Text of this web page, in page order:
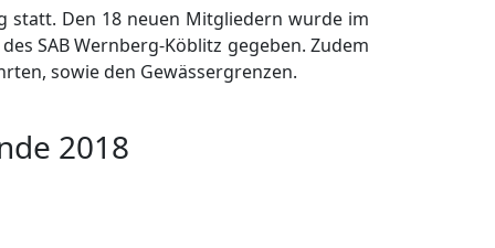
statt. Den 18 neuen Mitgliedern wurde im
SAB Wernberg-Köblitz gegeben. Zudem
sowie den Gewässergrenzen.
2018